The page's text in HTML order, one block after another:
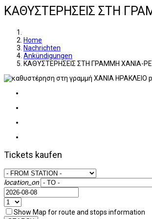
ΚΑΘΥΣΤΕΡΗΣΕΙΣ ΣΤΗ
Home
Nachrichten
Ankündigungen
ΚΑΘΥΣΤΕΡΗΣΕΙΣ ΣΤΗ ΓΡΑΜΜΗ ΧΑΝΙΑ-
Tickets kaufen
location_on
Show Map for route and stops information